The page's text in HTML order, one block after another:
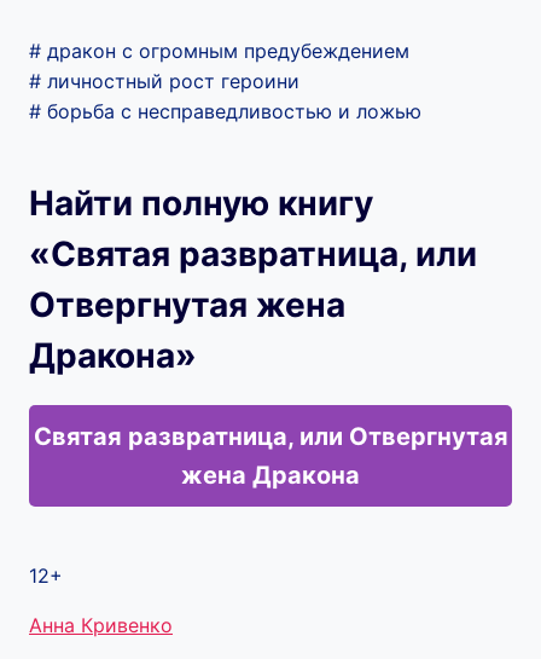
# дракон с огромным предубеждением
# личностный рост героини
# борьба с несправедливостью и ложью
Найти полную книгу
«Святая развратница, или
Отвергнутая жена
Дракона»
Святая развратница, или Отвергнутая
жена Дракона
12+
Метки
Анна Кривенко